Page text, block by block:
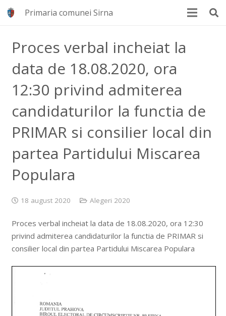
Primaria comunei Sirna
Proces verbal incheiat la
data de 18.08.2020, ora
12:30 privind admiterea
candidaturilor la functia de
PRIMAR si consilier local din
partea Partidului Miscarea
Populara
18 august 2020 Alegeri 2020
Proces verbal incheiat la data de 18.08.2020, ora 12:30
privind admiterea candidaturilor la functia de PRIMAR si
consilier local din partea Partidului Miscarea Populara